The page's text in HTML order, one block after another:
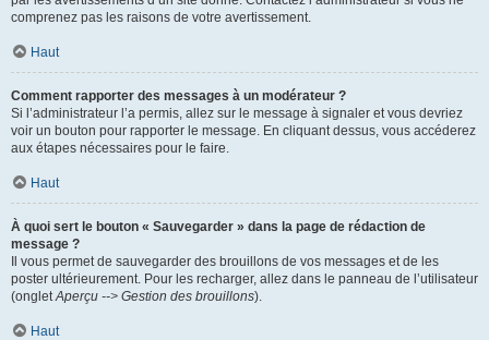
comprenez pas les raisons de votre avertissement.
Haut
Comment rapporter des messages à un modérateur ?
Si l’administrateur l’a permis, allez sur le message à signaler et vous devriez
voir un bouton pour rapporter le message. En cliquant dessus, vous accéderez
aux étapes nécessaires pour le faire.
Haut
À quoi sert le bouton « Sauvegarder » dans la page de rédaction de
message ?
Il vous permet de sauvegarder des brouillons de vos messages et de les
poster ultérieurement. Pour les recharger, allez dans le panneau de l’utilisateur
(ongletAperçu --> Gestion des brouillons).
Haut